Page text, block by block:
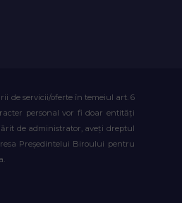
de servicii/oferte în temeiul art. 6
personal vor fi doar entități
de administrator, aveți dreptul
Președintelui Biroului pentru